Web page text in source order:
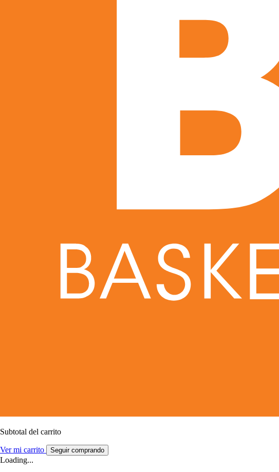
Subtotal del carrito
Ver mi carrito Seguir comprando
Loading...